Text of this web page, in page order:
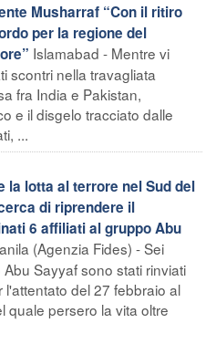
Musharraf “Con il ritiro
per la regione del
Islamabad - Mentre vi
scontri nella travagliata
fra India e Pakistan,
e il disgelo tracciato dalle
...
la lotta al terrore nel Sud del
di riprendere il
6 affiliati al gruppo Abu
(Agenzia Fides) - Sei
Sayyaf sono stati rinviati
del 27 febbraio al
quale persero la vita oltre